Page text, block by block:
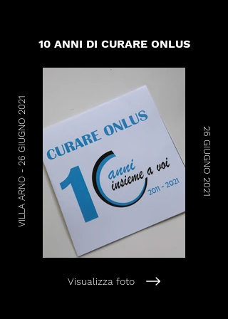
VILLA ARNO - 26 GIUGNO 2021
Visualizza foto
26 GIUGNO 2021
10 ANNI DI CURARE ONLUS